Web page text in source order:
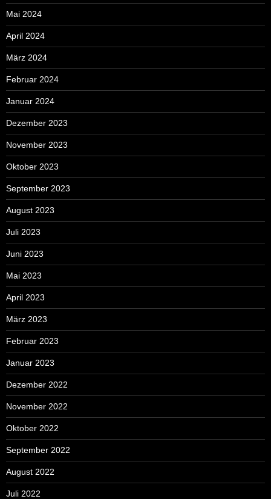
Mai 2024
April 2024
März 2024
Februar 2024
Januar 2024
Dezember 2023
November 2023
Oktober 2023
September 2023
August 2023
Juli 2023
Juni 2023
Mai 2023
April 2023
März 2023
Februar 2023
Januar 2023
Dezember 2022
November 2022
Oktober 2022
September 2022
August 2022
Juli 2022